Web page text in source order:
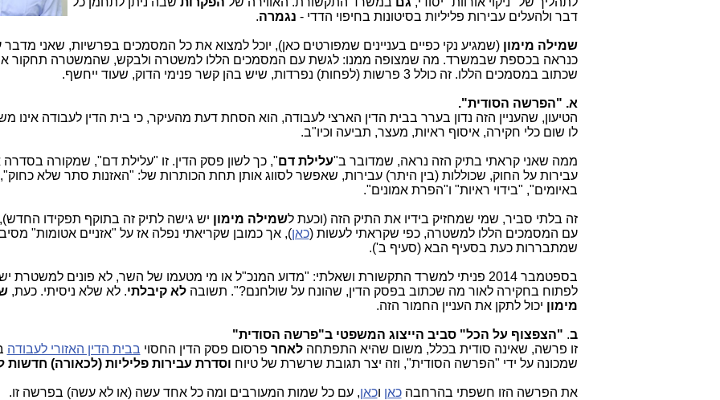
דבר ולהעלים עבירות פליליות בסיטונות בחיפוי הדדי - נגמרה.
שמילה מימון (שמגיע נקי כפיים בעניינים שמפורטים כאן), יוכל למצוא את כל המסמכים בפרשיות, שאני מדבר
כנראה בכספת שבמשרד. מה שמצופה ממנו: לגשת עם המסמכים הללו למשטרה ולבקש, שהמשטרה תחקור
שכתוב במסמכים הללו. זה כולל 3 פרשות (לפחות) נפרדות, שיש בהן קשר פנימי הדוק, שעוד ייחשף.
א. "הפרשה הסודית".
הטיעון, שהעניין הזה נדון בערר בבית הדין הארצי לעבודה, הוא הסחת דעת מהעיקר, כי בית הדין לעבודה אינו
לו שום כלי חקירה, איסוף ראיות, מעצר, תביעה וכיו"ב.
ממה שאני קראתי בתיק הזה נראה, שמדובר ב"עלילת דם", כך לשון פסק הדין. זו "עלילת דם", שמקורה
עבירות על החוק, שכוללות (בין היתר) עבירות, שאפשר לסווג אותן תחת הכותרות של: "האזנות סתר שלא
באיומים", "בידוי ראיות" ו"הפרת אמונים".
זה בלתי סביר, שמי שמחזיק בידיו את התיק הזה (וכעת לשמילה מימון יש גישה לתיק זה בתוקף תפקידו
עם המסמכים הללו למשטרה, כפי שקראתי לעשות (כאן), אך כמובן שקריאתי נפלה אז על "אזניים אטומות"
שמתבררות כעת בסעיף הבא (סעיף ב').
בספטמבר 2014 פניתי למשרד התקשורת ושאלתי: "מדוע המנכ"ל או מי מטעמו של השר, לא פונים למשטרת
לפתוח בחקירה לאור מה שכתוב בפסק הדין, שהונח על שולחנם?". תשובהלא קיבלתי. לא שלא ניסיתי. כעת,
מימון יכול לתקן את העניין החמור הזה.
ב. "הצפצוף על הכל" סביב הייצוג המשפטי ב"פרשה הסודית"
זו פרשה, שאינה סודית בכלל, משום שהיא התפתחהלאחר פרסום פסק הדין החסוי בבית הדין האזורי לעבודה
שמכונה על ידי "הפרשה הסודית", וזה יצר תגובת שרשרת של טיוח וסדרת עבירות פליליות (לכאורה) חדשות
את הפרשה הזו חשפתי בהרחבהכאן וכאן, עם כל שמות המעורבים ומה כל אחד עשה (או לא עשה) בפרשה זו.